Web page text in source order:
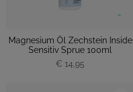
Magnesium Öl Zechstein Inside
Sensitiv Sprue 100ml
€ 14,95